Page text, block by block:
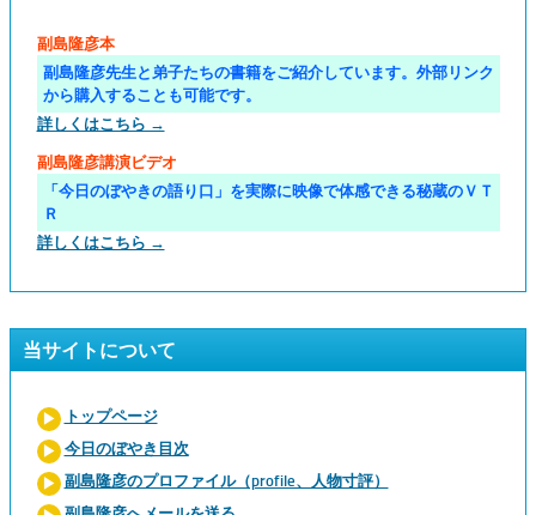
副島隆彦本
副島隆彦先生と弟子たちの書籍をご紹介しています。外部リンク
から購入することも可能です。
詳しくはこちら →
副島隆彦講演ビデオ
「今日のぼやきの語り口」を実際に映像で体感できる秘蔵のＶＴ
Ｒ
詳しくはこちら →
当サイトについて
トップページ
今日のぼやき目次
副島隆彦のプロファイル（profile、人物寸評）